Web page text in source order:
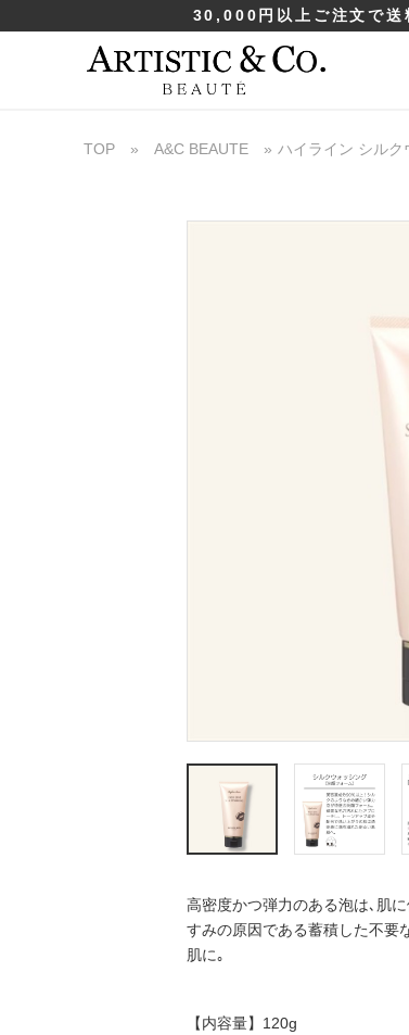
30,000円以上ご注文で送
TOP » A&C BEAUTE » ハイライン シルク
高密度かつ弾力のある泡は､肌
すみの原因である蓄積した不要
肌に｡
【内容量】120g